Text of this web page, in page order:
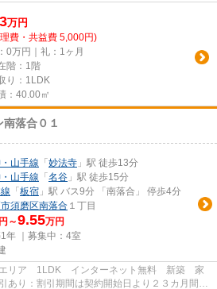
万円
費・共益費 5,000円)
0万円｜礼：1ヶ月
階：1階
り：1LDK
：40.00㎡
落合０１
山手線 「 妙法寺 」駅 徒歩13分
山手線 「 名谷 」駅 徒歩15分
「 板宿 」駅 バス9分 「南落合」 停歩4分
須磨区南落合 １丁目
～9.55万円
年 ｜募集中： 4室
エリア 1LDK インターネット無料 新築 家
あり：割引期間は契約開始日より２３カ月間